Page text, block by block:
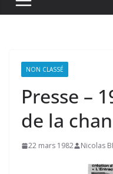
NON CLASSÉ
Presse –
de la
22 mars 1982 Nicolas